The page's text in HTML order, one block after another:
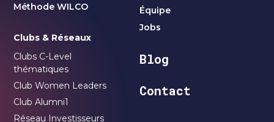
Méthode WILCO
Clubs & Réseaux
Clubs C-Level
thématiques
Club Women Leaders
Club Alumni1
Réseau Investisseurs
Équipe
Jobs
Blog
Contact